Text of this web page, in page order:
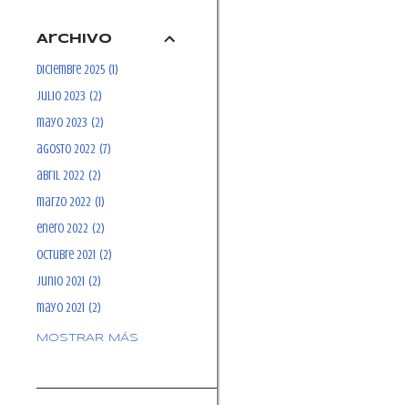
Archivo
diciembre 2025 1
julio 2023 2
mayo 2023 2
agosto 2022 7
abril 2022 2
marzo 2022 1
enero 2022 2
octubre 2021
2
junio 2021
2
mayo 2021
2
abril 2021 4
febrero 2021 1
MOSTRAR MÁS